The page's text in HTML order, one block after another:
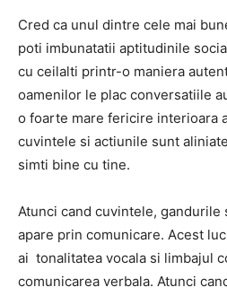
Cred ca unul dintre cele mai
poti imbunatatii aptitudinile
cu ceilalti printr-o maniera
oamenilor le plac conversatiile
o foarte mare fericire interioara
cuvintele si actiunile sunt
simti bine cu tine.
Atunci cand cuvintele, gandurile
apare prin comunicare. Acest
ai tonalitatea vocala si limbajul
comunicarea verbala. Atunci